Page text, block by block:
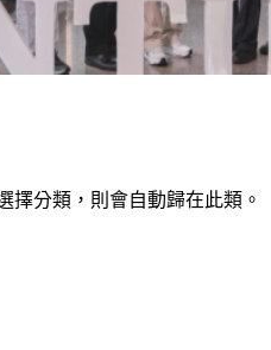
擇分類，則會自動歸在此類。